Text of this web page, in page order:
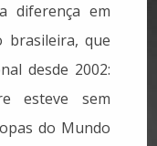
diferença em
brasileira, que
desde 2002:
esteve sem
do Mundo